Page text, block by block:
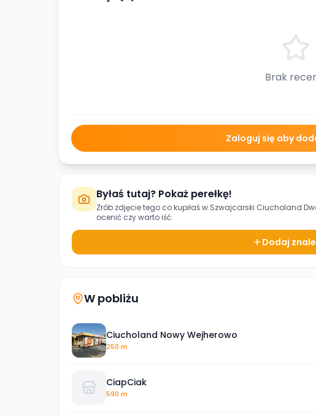
Brak
Zaloguj się aby
Byłaś tutaj? Pokaż perełkę!
Zrób zdjęcie tego co kupiłaś w Szwajcarski Ciucholand
ocenić czy warto iść.
Dodaj
W pobliżu
Ciucholand Nowy Wejherowo
250 m
CiapCiak
590 m